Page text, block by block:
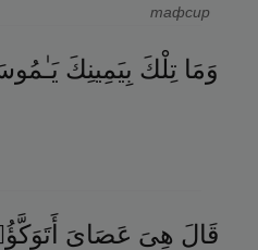
тафсир
وَمَا تِلْكَ بِيَمِينِكَ
قَالَ هِىَ عَصَاىَ